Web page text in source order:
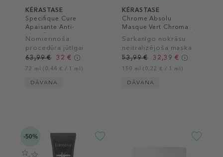
KÉRASTASE
Specifique Cure
Apaisante Anti-
Inconforts
Nomierinoša
procedūra jūtīgai
galvas ādai
63,99 € 32 €
72 ml (0,44 € / 1 ml)
DĀVANA
KÉRASTASE
Chrome Absolu
Masque Vert Chroma
Neutralisant Hair Mask
Sarkanīgo nokrāsu
neitralizējoša maska
tumši brūniem matiem
53,99 € 32,39 €
150 ml (0,22 € / 1 ml)
DĀVANA
-50%